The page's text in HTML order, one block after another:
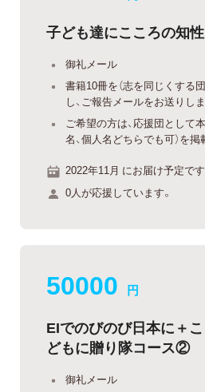
子ども達にこころの知
御礼メール
書籍10冊を（志を同じくする
し、ご報告メールをお送りし
ご希望の方は、応援団として
名、個人名どちらでも可）を掲
2022年11月 にお届け予定です
0人が応援しています。
50000 円
EIでのびのび日本に＋
どもに贈り隊コース②
御礼メール